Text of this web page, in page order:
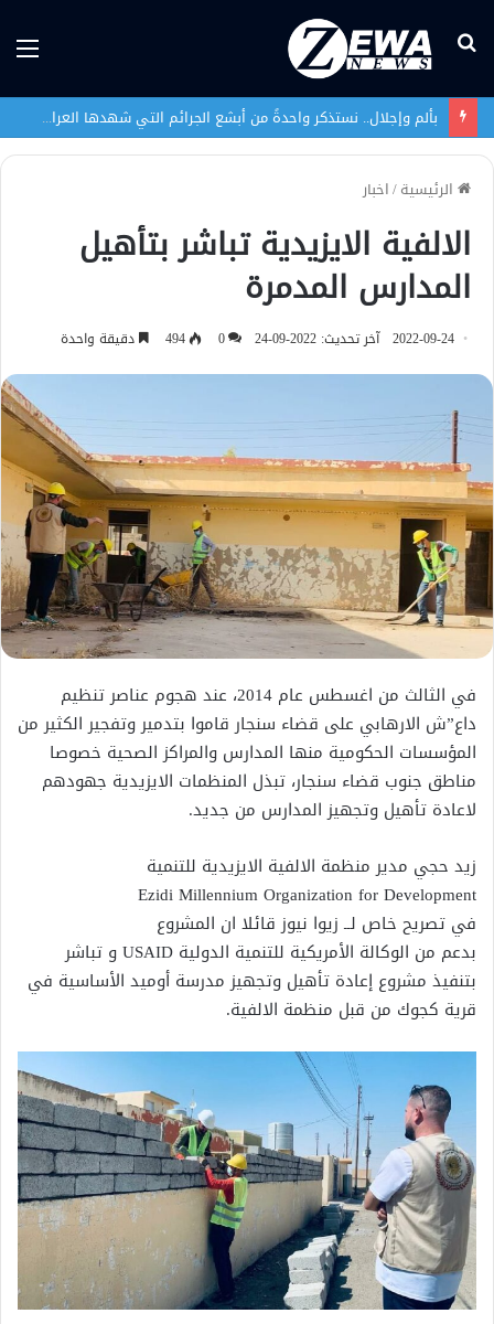
بحث
بألم وإجلال.. نستذكر واحدةً من أبشع الجرائم التي شهدها العراق في تاريخه الحديث
الرئيسية/اخبار
الالفية الايزيدية تباشر بتأهيل
المدارس المدمرة
2022-09-24 آخر تحديث: 2022-09-24 0
494 دقيقة واحدة
في الثالث من اغسطس عام 2014، عند هجوم عناصر تنظيم
داع”ش الارهابي على قضاء سنجار قاموا بتدمير وتفجير الكثير من
المؤسسات الحكومية منها المدارس والمراكز الصحية خصوصا
مناطق جنوب قضاء سنجار، تبذل المنظمات الايزيدية جهودهم
لاعادة تأهيل وتجهيز المدارس من جديد.
زيد حجي مدير منظمة الالفية الايزيدية للتنمية
Ezidi Millennium Organization for Development
في تصريح خاص لــ زيوا نيوز قائلا ان المشروع
بدعم من الوكالة الأمريكية للتنمية الدولية USAID و تباشر
بتنفيذ مشروع إعادة تأهيل وتجهيز مدرسة أوميد الأساسية في
قرية كجوك من قبل منظمة الالفية.